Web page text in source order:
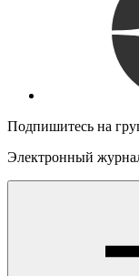
Подпишитесь на
Электронный